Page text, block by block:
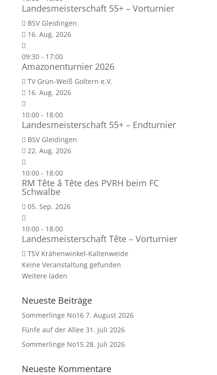
Landesmeisterschaft 55+ – Vorturnier
BSV Gleidingen
16. Aug. 2026
09:30- 17:00
Amazonenturnier 2026
TV Grün-Weiß Goltern e.V.
16. Aug. 2026
10:00- 18:00
Landesmeisterschaft 55+ – Endturnier
BSV Gleidingen
22. Aug. 2026
10:00- 18:00
RM Tête â Tête des PVRH beim FC
Schwalbe
05. Sep. 2026
10:00- 18:00
Landesmeisterschaft Tête – Vorturnier
TSV Krähenwinkel-Kaltenweide
Keine Veranstaltung gefunden
Weitere laden
Neueste Beiträge
Sommerlinge No16 7. August 2026
Fünfe auf der Allee 31. Juli 2026
Sommerlinge No15 28. Juli 2026
Neueste Kommentare